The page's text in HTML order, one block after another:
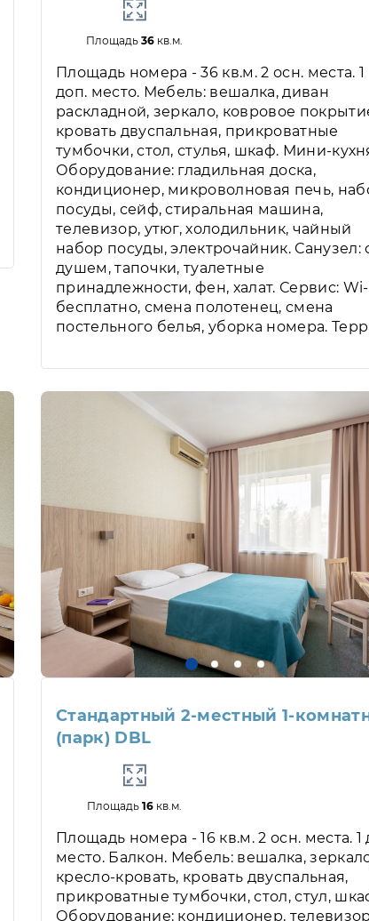
Площадь36 кв.м.
Площадь номера - 36 кв.м. 2 осн. места. 1
доп. место. Мебель: вешалка, диван
раскладной, зеркало, ковровое
кровать двуспальная, прикроватные
тумбочки, стол, стулья, шкаф. Мини-
Оборудование: гладильная доска,
кондиционер, микроволновая печь,
посуды, сейф, стиральная машина,
телевизор, утюг, холодильник, чайный
набор посуды, электрочайник. Санузел:
душем, тапочки, туалетные
принадлежности, фен, халат. Сервис:
бесплатно, смена полотенец, смена
постельного белья, уборка номера.
Стандартный 2-местный 1-
(парк) DBL
Площадь16 кв.м.
Площадь номера - 16 кв.м. 2 осн. места. 1
место. Балкон. Мебель: вешалка,
кресло-кровать, кровать двуспальная,
прикроватные тумбочки, стол, стул,
Оборудование: кондиционер,